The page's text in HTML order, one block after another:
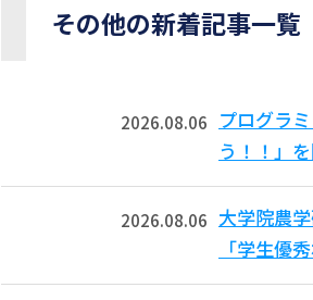
その他の新着記事一覧
2026.08.06
プログラ
う！！」
2026.08.06 大学院農
「学生優